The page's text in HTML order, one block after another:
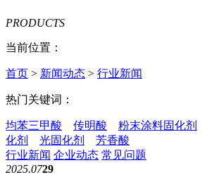
PRODUCTS
当前位置：
首页 > 新闻动态 > 行业新闻
热门关键词：
均苯三甲酸 传明酸 粉末涂料固化剂
化剂
光固化剂
芳香酸
行业新闻 企业动态 常见问题
2025.0729